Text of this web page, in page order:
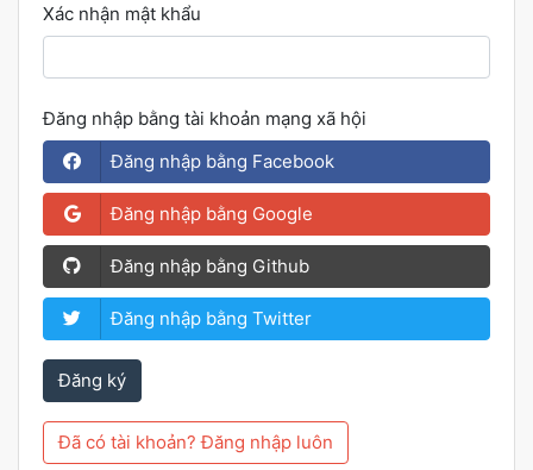
Xác nhận mật khẩu
Đăng nhập bằng tài khoản mạng xã hội
Đăng nhập bằng Facebook
Đăng nhập bằng Google
Đăng nhập bằng Github
Đăng nhập bằng Twitter
Đăng ký
Đã có tài khoản? Đăng nhập luôn